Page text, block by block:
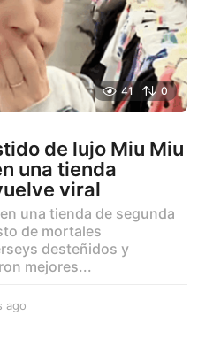
41 0
de lujo Miu Miu
una tienda
viral
una tienda de segunda
de mortales
desteñidos y
mejores...
ago